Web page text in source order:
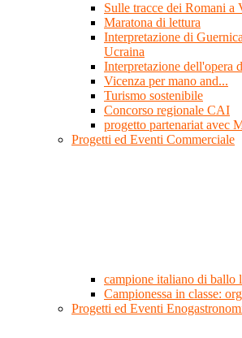
Sulle tracce dei Romani a
Maratona di lettura
Interpretazione di
Ucraina
Interpretazione dell'opera
Vicenza per mano and...
Turismo sostenibile
Concorso regionale CAI
progetto partenariat avec
Progetti ed Eventi Commerciale
campione italiano di ballo
Campionessa in classe:
Progetti ed Eventi